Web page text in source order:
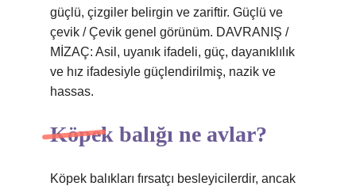
güçlü, çizgiler belirgin ve zariftir. Güçlü ve
çevik / Çevik genel görünüm. DAVRANIŞ /
MİZAÇ: Asil, uyanık ifadeli, güç, dayanıklılık
ve hız ifadesiyle güçlendirilmiş, nazik ve
hassas.
Köpek balığı ne avlar?
Köpek balıkları fırsatçı besleyicilerdir, ancak